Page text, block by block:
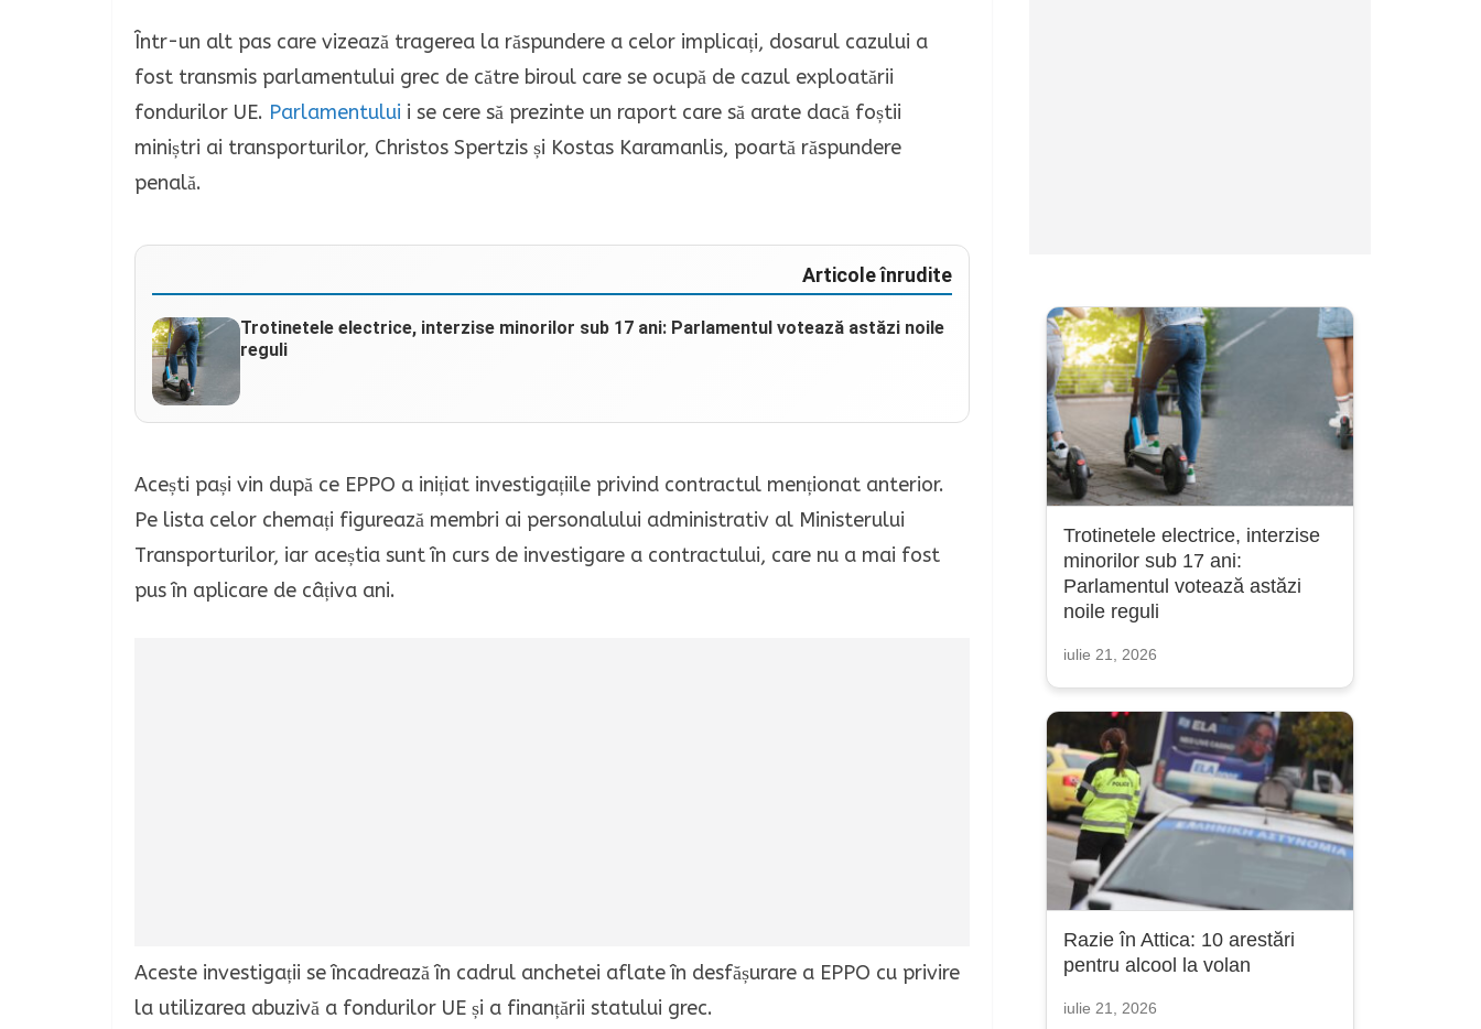
Într-un alt pas care vizează tragerea la răspundere a celor implicați, dosarul cazului a
fost transmis parlamentului grec de către biroul care se ocupă de cazul exploatării
fondurilor UE. Parlamentului i se cere să prezinte un raport care să arate dacă foștii
miniștri ai transporturilor, Christos Spertzis și Kostas Karamanlis, poartă răspundere
penală.
Articole înrudite
Trotinetele electrice, interzise minorilor sub 17 ani: Parlamentul votează astăzi noile
reguli
Acești pași vin după ce EPPO a inițiat investigațiile privind contractul menționat anterior.
Pe lista celor chemați figurează membri ai personalului administrativ al Ministerului
Transporturilor, iar aceștia sunt în curs de investigare a contractului, care nu a mai fost
pus în aplicare de câțiva ani.
Aceste investigații se încadrează în cadrul anchetei aflate în desfășurare a EPPO cu privire
la utilizarea abuzivă a fondurilor UE și a finanțării statului grec.
Trotinetele electrice, interzise
minorilor sub 17 ani:
Parlamentul votează astăzi
noile reguli
iulie 21, 2026
Razie în Attica: 10 arestări
pentru alcool la volan
iulie 21, 2026